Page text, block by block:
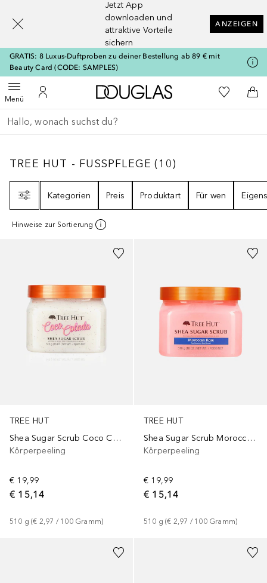
Jetzt App
downloaden und
attraktive Vorteile
sichern
ANZEIGEN
GRATIS: 8 Luxus-Duftproben zu deiner Bestellung ab 89 € mit
Beauty Card (CODE: SAMPLES)
MenüMenü öffnenZu Meinem Kundenkonto
Zur Douglas Startseite
Zu Meiner
Gehe zurück
Suche ausführen
TREE HUT - FUSSPFLEGE 10
TREE HUT - FUSSPFLEGE (10)
Kategorien
Preis Produktart Für wen
Hinweise zur Sortierung
TREE HUT
Shea Sugar Scrub Coco Colada
Körperpeeling
€ 19,99
€ 15,14
510 g (€ 2,97 / 100 Gramm)
TREE HUT
Shea Sugar Scrub Moroccan Rose
Körperpeeling
€ 19,99
€ 15,14
510 g (€ 2,97 / 100 Gramm)
[navigation.slideout.screenreader]